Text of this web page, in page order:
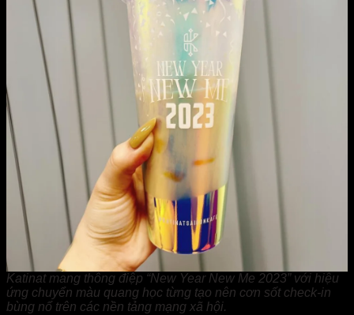
Katinat mang thông điệp “New Year New Me 2023” với hiệu
ứng chuyển màu quang học từng tạo nên cơn sốt check-in
bùng nổ trên các nền tảng mạng xã hội.